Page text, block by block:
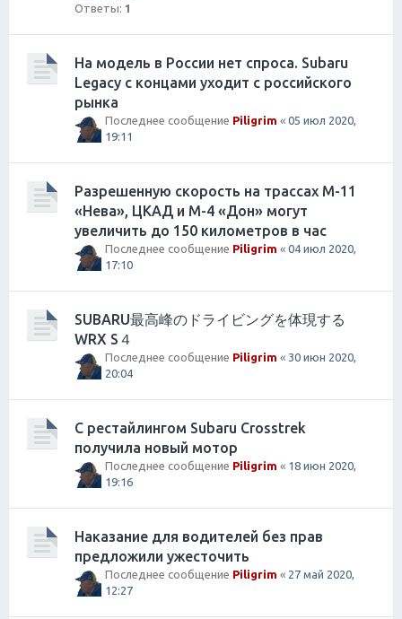
Ответы: 1
На модель в России нет спроса. Subaru
Legacy с концами уходит с российского
рынка
Последнее сообщение Piligrim « 05 июл 2020,
19:11
Разрешенную скорость на трассах М-11
«Нева», ЦКАД и М-4 «Дон» могут
увеличить до 150 километров в час
Последнее сообщение Piligrim « 04 июл 2020,
17:10
SUBARU最高峰のドライビングを体現する
WRX S４
Последнее сообщение Piligrim « 30 июн 2020,
20:04
С рестайлингом Subaru Crosstrek
получила новый мотор
Последнее сообщение Piligrim « 18 июн 2020,
19:16
Наказание для водителей без прав
предложили ужесточить
Последнее сообщение Piligrim « 27 май 2020,
12:27